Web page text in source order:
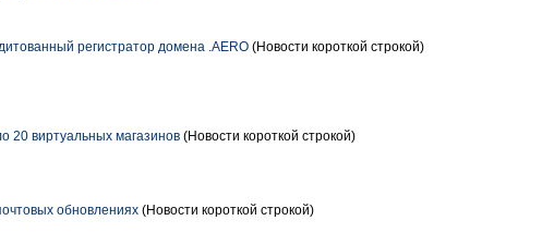
регистратор домена .AERO (Новости короткой строкой)
20 виртуальных магазинов (Новости короткой строкой)
обновлениях (Новости короткой строкой)